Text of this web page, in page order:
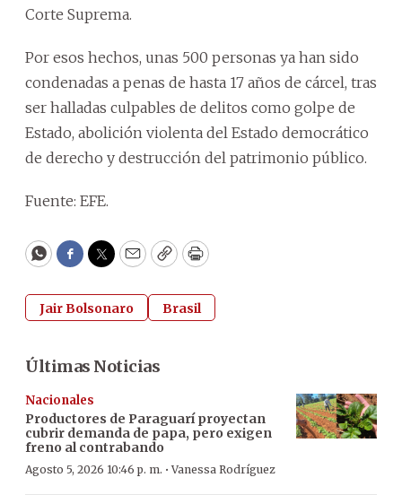
Corte Suprema.
Por esos hechos, unas 500 personas ya han sido
condenadas a penas de hasta 17 años de cárcel, tras
ser halladas culpables de delitos como golpe de
Estado, abolición violenta del Estado democrático
de derecho y destrucción del patrimonio público.
Fuente: EFE.
WhatsApp
Facebook
Twitter
EmailCopyPrint
Jair Bolsonaro Brasil
Últimas Noticias
Nacionales
Productores de Paraguarí proyectan
cubrir demanda de papa, pero exigen
freno al contrabando
Agosto 5, 2026 10:46 p. m. ·Vanessa Rodríguez